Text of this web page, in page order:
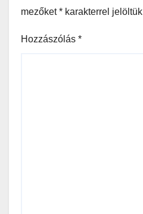
mezőket* karakterrel jelöltük
Hozzászólás *